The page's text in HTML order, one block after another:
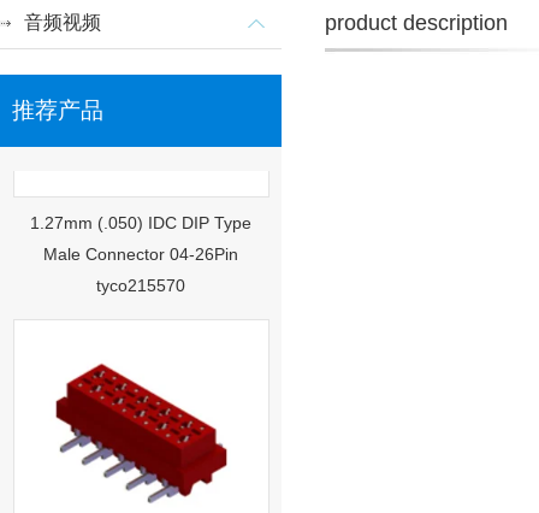
音频视频
推荐产品
Male Connector 04-26Pin
tyco215570
product description